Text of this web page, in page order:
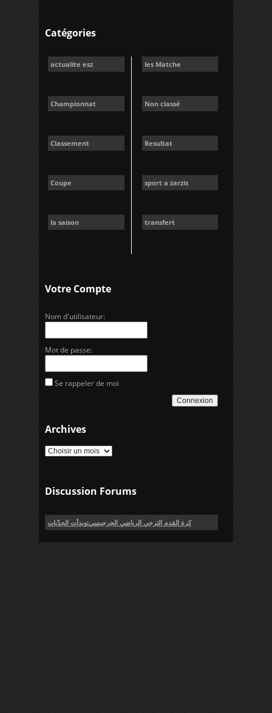
Catégories
actualite esz
Championnat
Classement
Coupe
la saison
les Matche
Non classé
Resultat
sport a zarzis
transfert
Votre Compte
Nom d'utilisateur:
Mot de passe:
Se rappeler de moi
Connexion
Archives
Discussion Forums
كرة القدم الترجي الرياضي الجرجيسي:وبدأت الجدّيات